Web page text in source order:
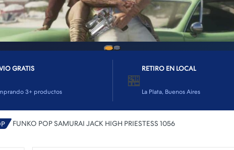
GRATIS
3+ productos
🏪
RETIRO EN LOCAL
La Plata, Buenos Aires
FUNKO POP SAMURAI JACK HIGH PRIESTESS 1056